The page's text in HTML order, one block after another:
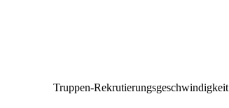
Truppen-Rekrutierungsgeschwindigkeit